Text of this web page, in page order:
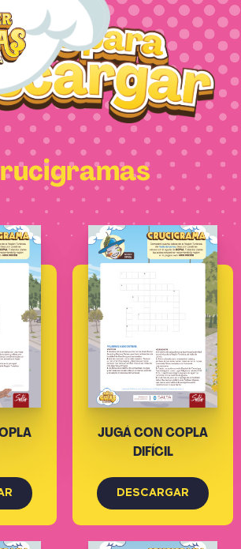
JUGÁ CON COPLA
DIFÍCIL
DESCARGAR